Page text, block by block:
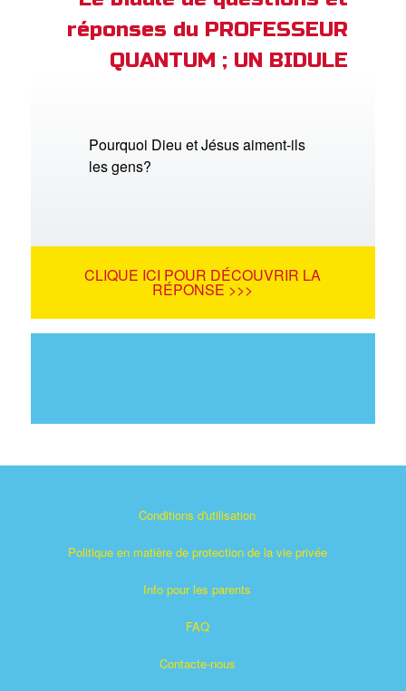
réponses du PROFESSEUR
QUANTUM ; UN BIDULE
Pourquoi Dieu et Jésus aiment-ils
les gens?
CLIQUE ICI POUR DÉCOUVRIR LA
RÉPONSE >>>
Conditions d'utilisation
Politique en matière de protection de la vie privée
Info pour les parents
FAQ
Contacte-nous